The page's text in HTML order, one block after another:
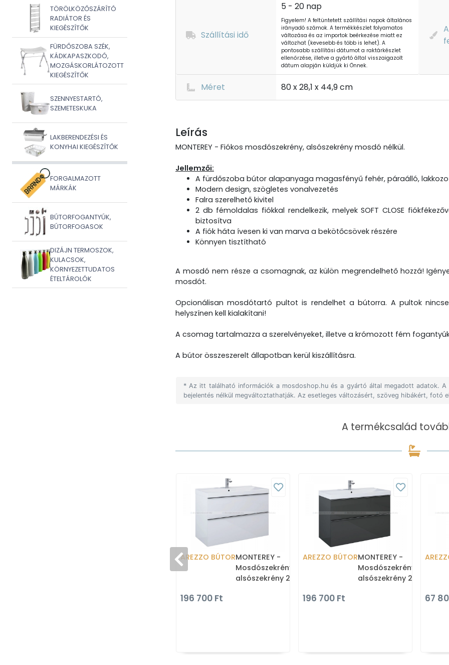
TÖRÖLKÖZŐSZÁRÍTÓ
RADIÁTOR ÉS
KIEGÉSZÍTŐK
FÜRDŐSZOBA SZÉK,
KÁDKAPASZKODÓ,
MOZGÁSKORLÁTOZOTT
KIEGÉSZÍTŐK
SZENNYESTARTÓ,
SZEMETESKUKA
LAKBERENDEZÉSI ÉS
KONYHAI KIEGÉSZÍTŐK
FORGALMAZOTT
MÁRKÁK
BÚTORFOGANTYÚK,
BÚTORFOGASOK
DIZÁJN TERMOSZOK,
KULACSOK,
KÖRNYEZETTUDATOS
ÉTELTÁROLÓK
Szállítási idő
5 - 20 nap
Figyelem! A feltüntetett szállítási napok általános
irányadó számok. A termékkészlet folyamatos
változása és az importok beérkezése miatt ez
változhat (kevesebb és több is lehet). A
pontosabb szállítási dátumot a raktárkészlet
ellenőrzése, illetve a gyártó által visszaigazolt
dátum alapján küldjük ki Önnek.
Méret 80 x 28,1 x 44,9 cm
Leírás
MONTEREY - Fiókos mosdószekrény, alsószekrény mosdó nélkül.
Jellemzői:
A fürdőszoba bútor alapanyaga magasfényű fehér, páraálló,
Modern design, szögletes vonalvezetés
Falra szerelhető kivitel
2 db fémoldalas fiókkal rendelkezik, melyek SOFT CLOSE
biztosítva
A fiók háta ívesen ki van marva a bekötőcsövek részére
Könnyen tisztítható
A mosdó nem része a csomagnak, az külön megrendelhető hozzá!
mosdót.
Opcionálisan mosdótartó pultot is rendelhet a bútorra. A pultok
helyszínen kell kialakítani!
A csomag tartalmazza a szerelvényeket, illetve a krómozott fém
A bútor összeszerelt állapotban kerül kiszállításra.
* Az itt található információk a mosdoshop.hu és a gyártó által megadott adatok.
bejelentés nélkül megváltoztathatják. Az esetleges változásért, szöveg hibákért, fotó
A termékcsalád
AREZZO BÚTORMONTEREY -
Mosdószekrény,
alsószekrény 2 fiókkal -
magasfényű fehér
196 700 Ft
AREZZO BÚTORMONTEREY -
Mosdószekrény,
alsószekrény 2 fiókkal -
magasfényű antracit
196 700 Ft 67